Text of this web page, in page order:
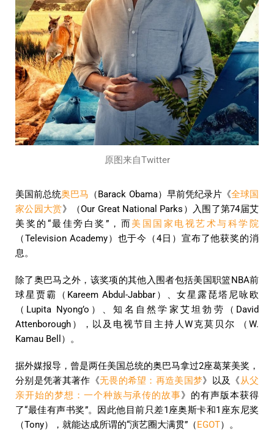
原图来自Twitter
美国前总统奥巴马 （Barack Obama）早前凭纪录片《全球国
家公园大赏》（Our Great National Parks）入围了第74届艾
美奖的“最佳旁白奖”，而美国国家电视艺术与科学院
（Television Academy）也于今（4日）宣布了他获奖的消
息。
除了奥巴马之外，该奖项的其他入围者包括美国职篮NBA前
球星贾霸（Kareem Abdul-Jabbar）、女星露琵塔尼咏欧
（Lupita Nyong’o）、知名自然学家艾坦勃劳（David
Attenborough），以及电视节目主持人W克莫贝尔 （W.
Kamau Bell）。
据外媒报导，曾是两任美国总统的奥巴马拿过2座葛莱美奖，
分别是凭著其著作《无畏的希望：再造美国梦》以及《从父
亲开始的梦想：一个种族与承传的故事》的有声版本获得
了“最佳有声书奖”。因此他目前只差1座奥斯卡和1座东尼奖
（Tony），就能达成所谓的“演艺圈大满贯”（EGOT）。